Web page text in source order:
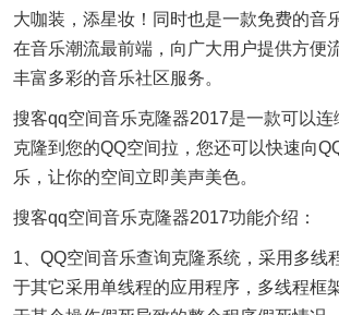
大咖装，添星妆！同时也是一款免费的音
在音乐潮流最前端，向广大用户提供方便
丰富多彩的音乐社区服务。
搜客qq空间音乐克隆器2017是一款可以
克隆到您的QQ空间拉，您还可以快速向
乐，让你的空间立即美声美色。
搜客qq空间音乐克隆器2017功能介绍：
1、QQ空间音乐查询克隆系统，采用多线
于其它采用单线程的应用程序，多线程框